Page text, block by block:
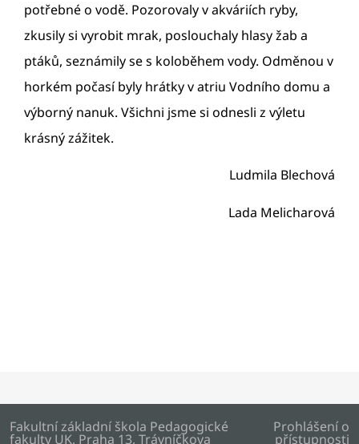
potřebné o vodě. Pozorovaly v akváriích ryby,
zkusily si vyrobit mrak, poslouchaly hlasy žab a
ptáků, seznámily se s koloběhem vody. Odměnou v
horkém počasí byly hrátky v atriu Vodního domu a
výborný nanuk. Všichni jsme si odnesli z výletu
krásný zážitek.
Ludmila Blechová
Lada Melicharová
Fakultní základní škola Pedagogické
fakulty UK, Praha 13, Trávníčkova
Prohlášení o
přístupnosti